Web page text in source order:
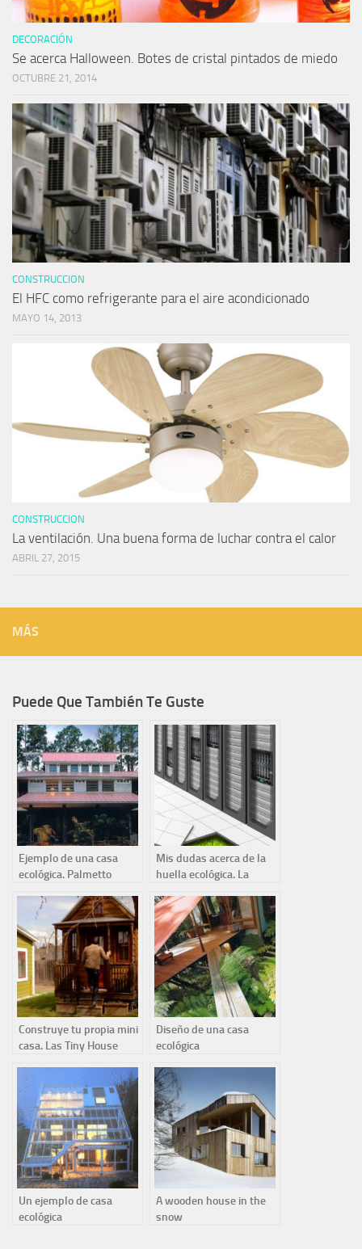
DECORACIÓN
Se acerca Halloween. Botes de cristal pintados de miedo
OCTUBRE 21, 2014
CONSTRUCCION
El HFC como refrigerante para el aire acondicionado
MAYO 14, 2013
CONSTRUCCION
La ventilación. Una buena forma de luchar contra el calor
ABRIL 27, 2015
MÁS
Puede Que También Te Guste
Ejemplo de una casa
ecológica. Palmetto
Mis dudas acerca de la
huella ecológica. La
empresas de internet
Construye tu propia mini
casa. Las Tiny House
Diseño de una casa
ecológica
Un ejemplo de casa
ecológica
A wooden house in the
snow